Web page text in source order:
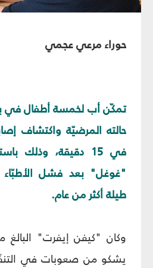
حوراء مرعي عجمي
تمكّن أب لخمسة أطفال في
حالته المرضيّة واكتشاف
في 15 دقيقة، وذلك
"غوغل" بعد فشل
طيلة أكثر من عام.
وكان "كيفن إيفرت" البالغ
يشكو من صعوبات في